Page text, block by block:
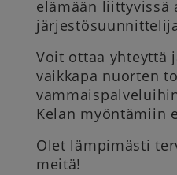
elämään liittyvissä
Voit ottaa yhteyttä
vaikkapa nuorten
Kelan myöntämiin
Olet lämpimästi
meitä!